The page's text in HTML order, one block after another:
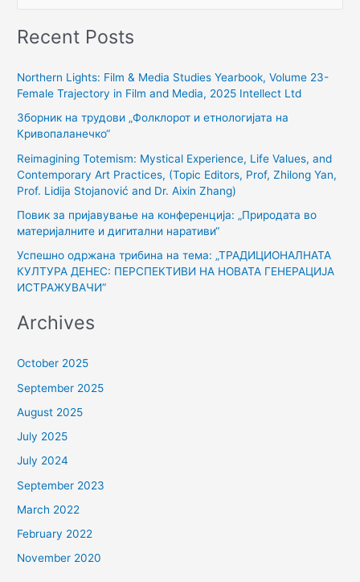
a
c
f
:
Recent Posts
Northern Lights: Film & Media Studies Yearbook, Volume 23-
Female Trajectory in Film and Media, 2025 Intellect Ltd
Зборник на трудови „Фолклорот и етнологијата на
Кривопаланечко“
Reimagining Totemism: Mystical Experience, Life Values, and
Contemporary Art Practices, (Topic Editors, Prof, Zhilong Yan,
Prof. Lidija Stojanović and Dr. Aixin Zhang)
Повик за пријавување на конференција: „Природата во
материјалните и дигитални наративи“
Успешно одржана трибина на тема: „ТРАДИЦИОНАЛНАТА
КУЛТУРА ДЕНЕС: ПЕРСПЕКТИВИ НА НОВАТА ГЕНЕРАЦИЈА
ИСТРАЖУВАЧИ“
Archives
October 2025
September 2025
August 2025
July 2025
July 2024
September 2023
March 2022
February 2022
November 2020